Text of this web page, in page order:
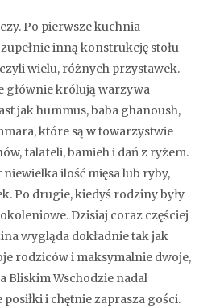
Po pierwsze kuchnia
inną konstrukcję stołu
czyli wielu, różnych przystawek.
głównie królują warzywa
jak hummus, baba ghanoush,
które są w towarzystwie
falafeli, bamieh i dań z ryżem.
ilość mięsa lub ryby,
Po drugie, kiedyś rodziny były
Dzisiaj coraz częściej
wygląda dokładnie tak jak
rodziców i maksymalnie dwoje,
Bliskim Wschodzie nadal
i chętnie zaprasza gości.